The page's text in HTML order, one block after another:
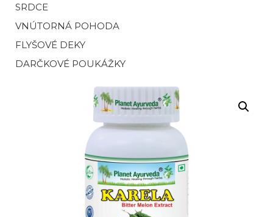
SRDCE
VNÚTORNÁ POHODA
FLYŠOVÉ DEKY
DARČKOVÉ POUKÁŽKY